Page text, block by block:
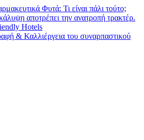
Φυτά: Τι είναι πάλι τούτο;
αποτρέπει την ανατροπή τρακτέρ.
Hotels
& Καλλιέργεια του συναρπαστικού